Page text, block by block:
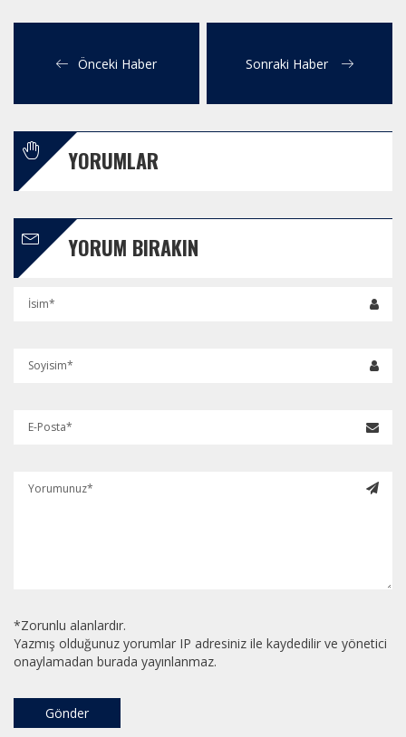
Önceki Haber Sonraki Haber
YORUMLAR
YORUM BIRAKIN
*Zorunlu alanlardır.
Yazmış olduğunuz yorumlar IP adresiniz ile kaydedilir ve yönetici
onaylamadan burada yayınlanmaz.